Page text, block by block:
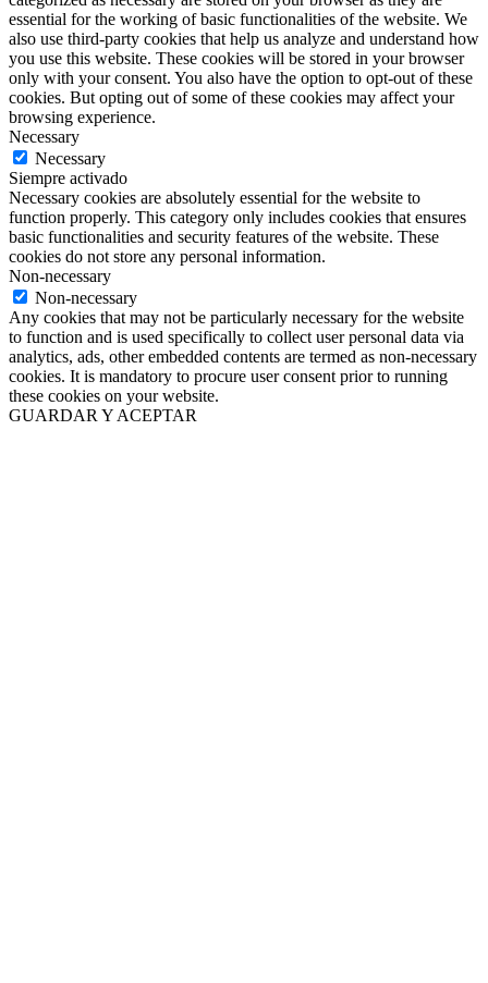
essential for the working of basic functionalities of the website. We
also use third-party cookies that help us analyze and understand how
you use this website. These cookies will be stored in your browser
only with your consent. You also have the option to opt-out of these
cookies. But opting out of some of these cookies may affect your
browsing experience.
Necessary
Necessary
Siempre activado
Necessary cookies are absolutely essential for the website to
function properly. This category only includes cookies that ensures
basic functionalities and security features of the website. These
cookies do not store any personal information.
Non-necessary
Non-necessary
Any cookies that may not be particularly necessary for the website
to function and is used specifically to collect user personal data via
analytics, ads, other embedded contents are termed as non-necessary
cookies. It is mandatory to procure user consent prior to running
these cookies on your website.
GUARDAR Y ACEPTAR